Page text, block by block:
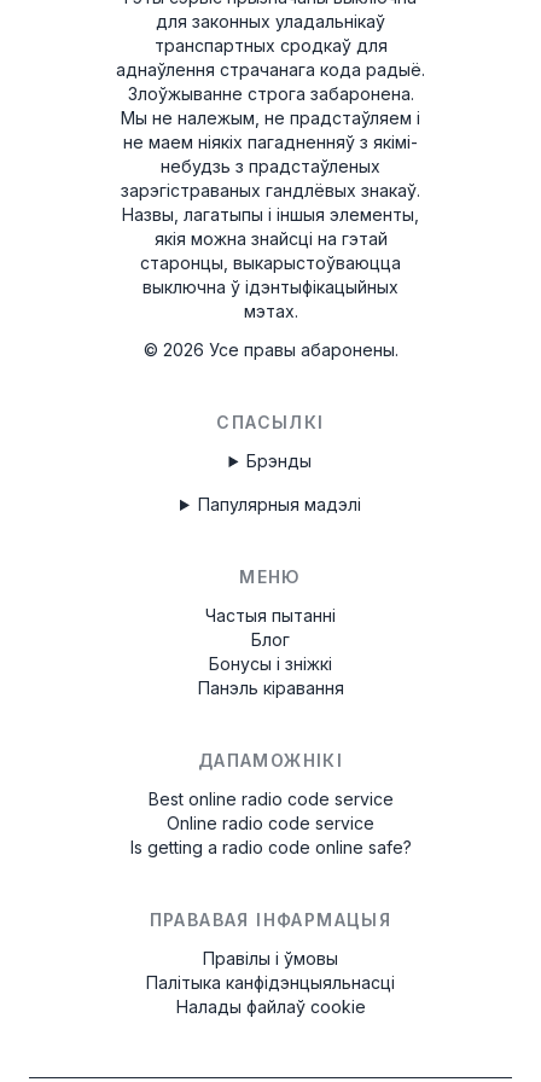
T00AM2221T0368
T19QN202213382
T0MYD334011268
T00BE317750123
6802BD061074902
T0012010272666
T00713271P0162
A2C3847850100002051
для законных уладальнікаў
транспартных сродкаў для
аднаўлення страчанага кода радыё.
Злоўжыванне строга забаронена.
Мы не належым, не прадстаўляем і
не маем ніякіх пагадненняў з якімі-
небудзь з прадстаўленых
зарэгістраваных гандлёвых знакаў.
Назвы, лагатыпы і іншыя элементы,
якія можна знайсці на гэтай
старонцы, выкарыстоўваюцца
выключна ў ідэнтыфікацыйных
мэтах.
© 2026 Усе правы абаронены.
СПАСЫЛКІ
Брэнды
Папулярныя мадэлі
МЕНЮ
Частыя пытанні
Блог
Бонусы і зніжкі
Панэль кіравання
ДАПАМОЖНІКІ
Best online radio code service
Online radio code service
Is getting a radio code online safe?
ПРАВАВАЯ ІНФАРМАЦЫЯ
Правілы і ўмовы
Палітыка канфідэнцыяльнасці
Налады файлаў cookie